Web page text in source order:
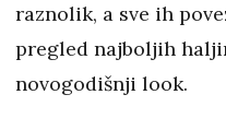
raznolik, a sve ih
pregled najboljih
novogodišnji look.